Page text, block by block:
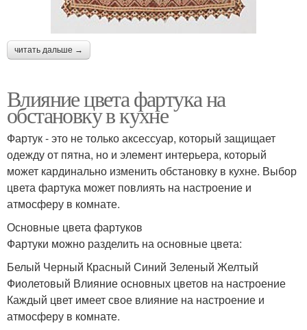
читать дальше →
Влияние цвета фартука на
обстановку в кухне
Фартук - это не только аксессуар, который защищает
одежду от пятна, но и элемент интерьера, который
может кардинально изменить обстановку в кухне. Выбор
цвета фартука может повлиять на настроение и
атмосферу в комнате.
Основные цвета фартуков
Фартуки можно разделить на основные цвета:
Белый Черный Красный Синий Зеленый Желтый
Фиолетовый Влияние основных цветов на настроение
Каждый цвет имеет свое влияние на настроение и
атмосферу в комнате.